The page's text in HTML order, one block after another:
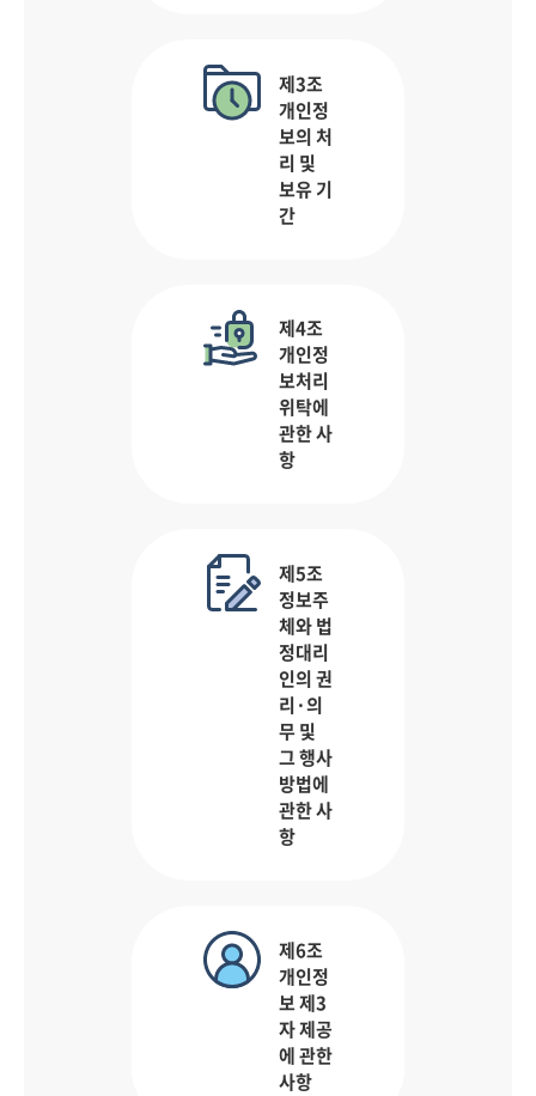
제3조
개인정
보의 처
리 및
보유 기
간
제4조
개인정
보처리
위탁에
관한 사
항
제5조
정보주
체와 법
정대리
인의 권
리·의
무 및
그 행사
방법에
관한 사
항
제6조
개인정
보 제3
자 제공
에 관한
사항